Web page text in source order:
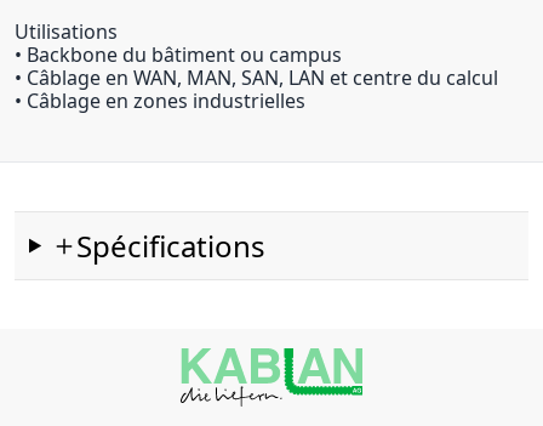
Utilisations
• Backbone du bâtiment ou campus
• Câblage en WAN, MAN, SAN, LAN et centre du calcul
• Câblage en zones industrielles
Spécifications